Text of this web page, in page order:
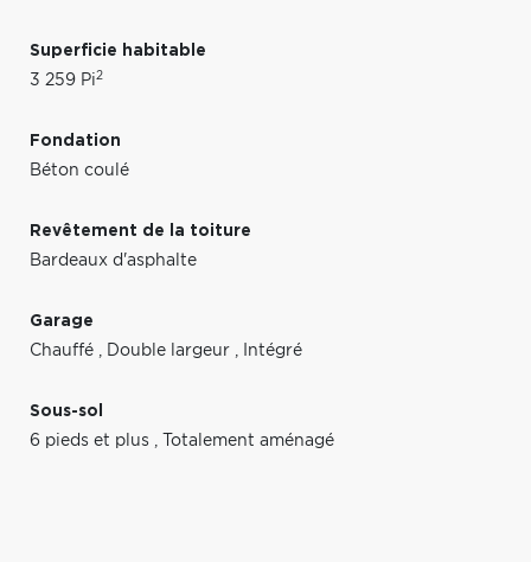
Superficie habitable
3 259 Pi2
Fondation
Béton coulé
Revêtement de la toiture
Bardeaux d'asphalte
Garage
Chauffé , Double largeur , Intégré
Sous-sol
6 pieds et plus , Totalement aménagé